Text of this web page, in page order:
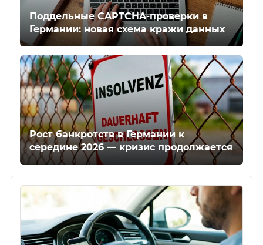
Поддельные CAPTCHA-проверки в
Германии: новая схема кражи данных
Рост банкротств в Германии к
середине 2026 — кризис продолжается